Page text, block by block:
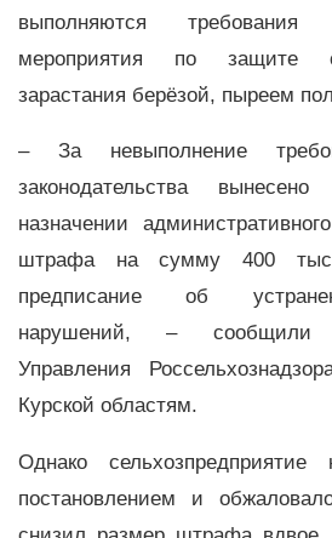
выполняются
мероприятия по защите
зарастания берёзой, пыреем
– За невыполнение
законодательства
назначении
штрафа на сумму 400
предписание об
нарушений, – сообщили
Управления
Курской областям.
Однако
постановлением и